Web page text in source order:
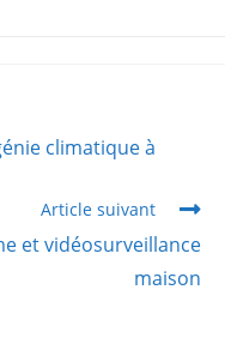
climatique à
Article suivant
et vidéosurveillance
maison